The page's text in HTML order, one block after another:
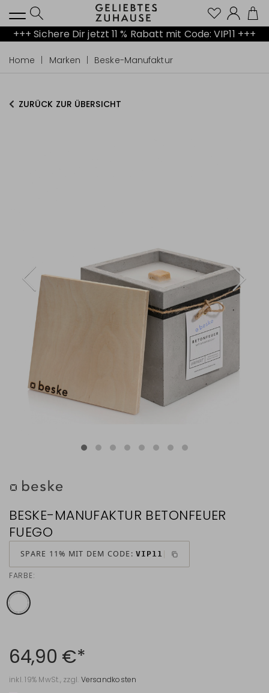
+++ Sichere Dir jetzt 11 % Rabatt mit Code: VIP11 +++
Home Marken Beske-Manufaktur
ZURÜCK ZUR ÜBERSICHT
BESKE-MANUFAKTUR BETONFEUER
FUEGO
SPARE 11% MIT DEM CODE: VIP11
FARBE:
64,90 €*
inkl. 19% MwSt., zzgl. Versandkosten